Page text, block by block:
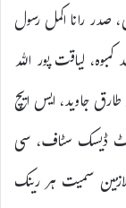
رانا اکمل رسول
لیاقت پور اللہ
جاوید، ایس ایچ
ڈیسک سٹاف، سی
سمیت ہر رینک